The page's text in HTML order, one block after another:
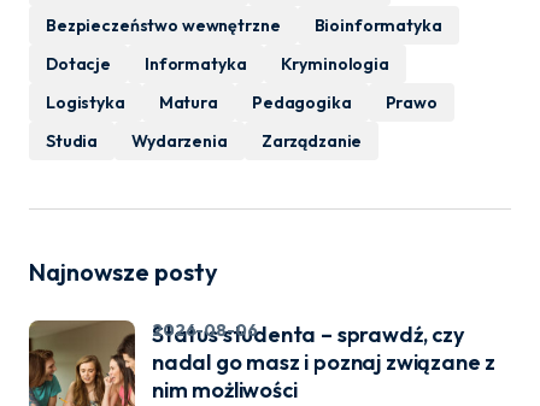
Bezpieczeństwo wewnętrzne
Bioinformatyka
Dotacje
Informatyka
Kryminologia
Logistyka
Matura Pedagogika
Prawo
Studia
Wydarzenia Zarządzanie
Najnowsze posty
Status studenta – sprawdź, czy
nadal go masz i poznaj związane z
nim możliwości
2026-08-06